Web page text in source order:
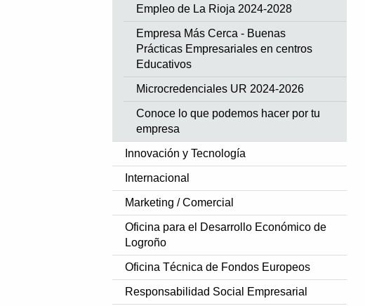
Empleo de La Rioja 2024-2028
Empresa Más Cerca - Buenas
Prácticas Empresariales en centros
Educativos
Microcredenciales UR 2024-2026
Conoce lo que podemos hacer por tu
empresa
Innovación y Tecnología
Internacional
Marketing / Comercial
Oficina para el Desarrollo Económico de
Logroño
Oficina Técnica de Fondos Europeos
Responsabilidad Social Empresarial